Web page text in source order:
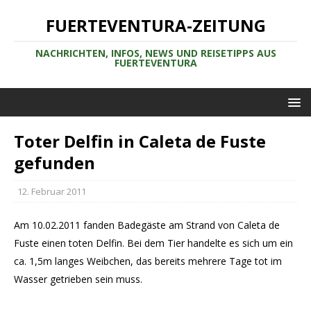
FUERTEVENTURA-ZEITUNG
NACHRICHTEN, INFOS, NEWS UND REISETIPPS AUS
FUERTEVENTURA
Toter Delfin in Caleta de Fuste
gefunden
12. Februar 2011
Am 10.02.2011 fanden Badegäste am Strand von Caleta de
Fuste einen toten Delfin. Bei dem Tier handelte es sich um ein
ca. 1,5m langes Weibchen, das bereits mehrere Tage tot im
Wasser getrieben sein muss.